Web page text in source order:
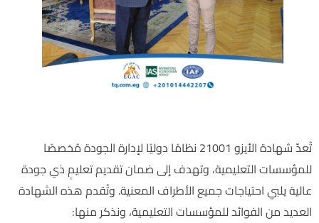
تُعدّ شهادة الأيزو 21001 نظامًا دوليًا لإدارة الجودة مُخصصًا
للمؤسسات التعليمية، وتهدف إلى ضمان تقديم تعليمٍ ذي جودة
عالية يلبي احتياجات جميع الأطراف المعنية. وتُقدم هذه الشهادة
العديد من الفوائد للمؤسسات التعليمية، ونذكر منها: